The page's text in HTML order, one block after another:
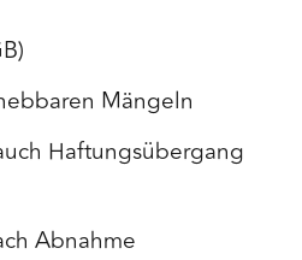
Mängeln
Haftungsübergang
Abnahme